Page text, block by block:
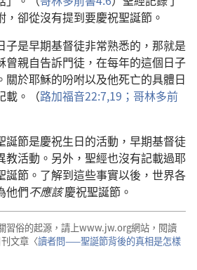
卻從沒有提到要慶祝聖誕節。
子是早期基督徒非常熟悉的，那就是
曾親自告訴門徒，在每年的這個日子
關於耶穌的吩咐以及他死亡的具體日
載。（路加福音22:7,19； 哥林多前
誕節是慶祝生日的活動，早期基督徒
教活動。另外，聖經也沒有記載過耶
誕節。了解到這些事實以後，世界各
他們不應該慶祝聖誕節。
習俗的起源，請上www.jw.org網站，閱讀
刊文章〈讀者問——聖誕節背後的真相是怎樣